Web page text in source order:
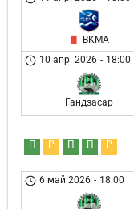
BKMA
10 апр. 2026 - 18:00
Гандзасар
П Р П П Р
6 май 2026 - 18:00